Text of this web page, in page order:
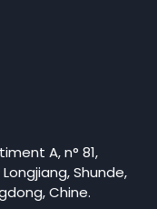
A, n° 81,
Shunde,
Chine.